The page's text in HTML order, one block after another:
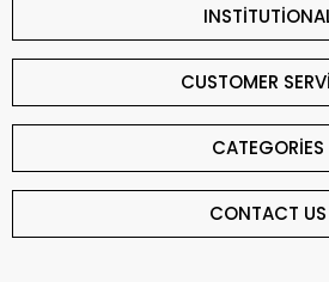
CUSTOMER
CATEGORİES
CONTACT US